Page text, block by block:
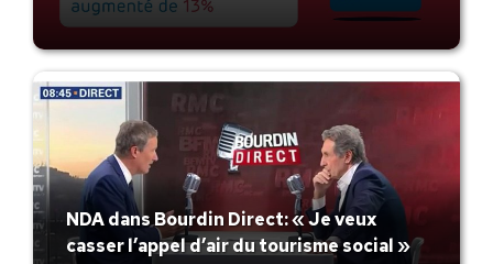
NDA dans Bourdin Direct: « Je veux
casser l’appel d’air du tourisme social »